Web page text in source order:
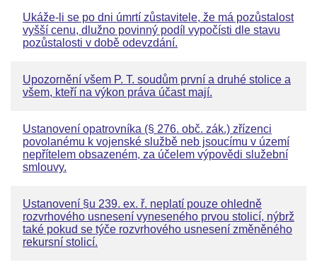
Ukáže-li se po dni úmrtí zůstavitele, že má pozůstalost
vyšší cenu, dlužno povinný podíl vypočísti dle stavu
pozůstalosti v době odevzdání.
Upozornění všem P. T. soudům první a druhé stolice a
všem, kteří na výkon práva účast mají.
Ustanovení opatrovníka (§ 276. obč. zák.) zřízenci
povolanému k vojenské službě neb jsoucímu v území
nepřítelem obsazeném, za účelem výpovědi služební
smlouvy.
Ustanovení §u 239. ex. ř. neplatí pouze ohledně
rozvrhového usnesení vyneseného prvou stolicí, nýbrž
také pokud se týče rozvrhového usnesení změněného
rekursní stolicí.